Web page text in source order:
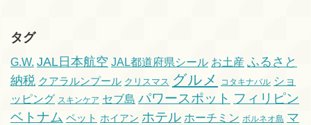
タグ
G.W. JAL日本航空 JAL都道府県シール お土産 ふるさと
納税 クアラルンプール クリスマス グルメ コタキナバル ショ
ッピング スキンケア セブ島 パワースポット フィリピン
ベトナム ペット ホイアン ホテル ホーチミン ボルネオ島 マ